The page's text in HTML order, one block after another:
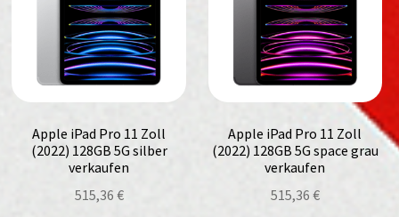
Apple iPad Pro 11 Zoll
(2022) 128GB 5G silber
verkaufen
515,36 €
Apple iPad Pro 11 Zoll
(2022) 128GB 5G space grau
verkaufen
515,36 €